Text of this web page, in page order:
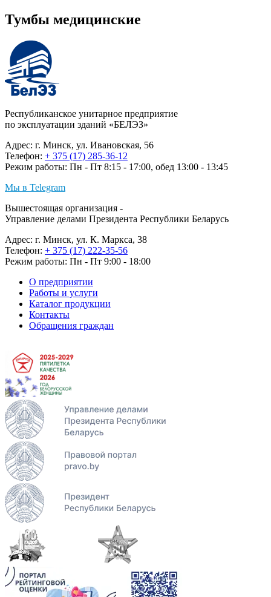
Тумбы медицинские
Республиканское унитарное предприятие
по эксплуатации зданий «БЕЛЭЗ»
Адрес: г. Минск, ул. Ивановская, 56
Телефон: + 375 (17) 285-36-12
Режим работы: Пн - Пт 8:15 - 17:00, обед 13:00 - 13:45
Мы в Telegram
Вышестоящая организация -
Управление делами Президента Республики Беларусь
Адрес: г. Минск, ул. К. Маркса, 38
Телефон: + 375 (17) 222-35-56
Режим работы: Пн - Пт 9:00 - 18:00
О предприятии
Работы и услуги
Каталог продукции
Контакты
Обращения граждан